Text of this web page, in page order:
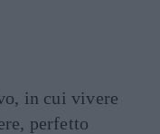
in cui vivere
perfetto